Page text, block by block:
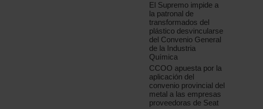
El Supremo impide a
la patronal de
transformados del
plástico desvincularse
del Convenio General
de la Industria
Química
CCOO apuesta por la
aplicación del
convenio provincial del
metal a las empresas
proveedoras de Seat